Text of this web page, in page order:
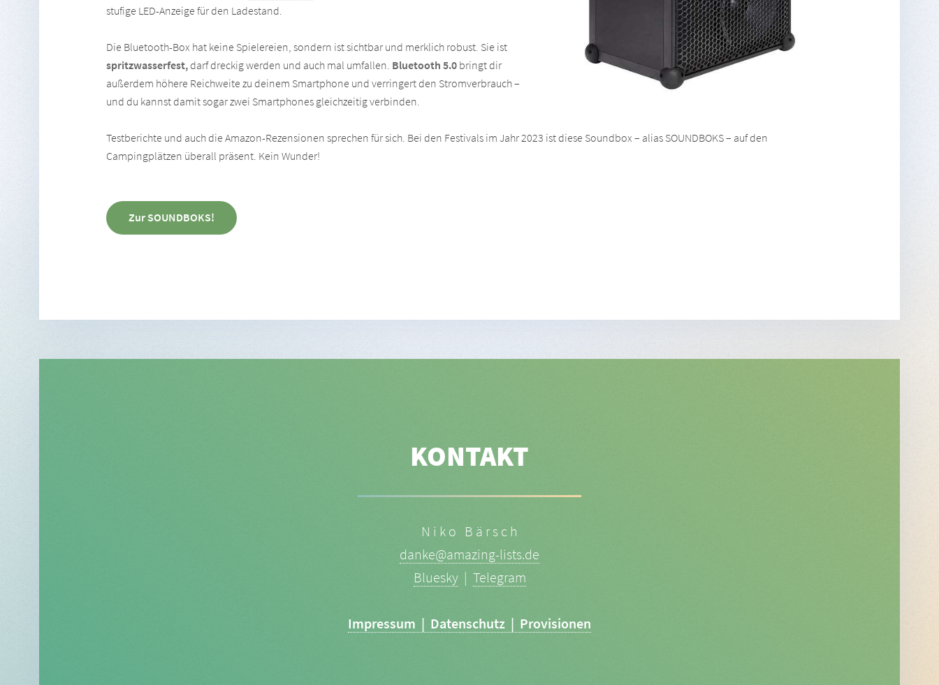
stufige LED-Anzeige für den Ladestand.
Die Bluetooth-Box hat keine Spielereien, sondern ist sichtbar und merklich robust. Sie ist
spritzwasserfest,darf dreckig werden und auch mal umfallen. Bluetooth 5.0 bringt dir
außerdem höhere Reichweite zu deinem Smartphone und verringert den Stromverbrauch –
und du kannst damit sogar zwei Smartphones gleichzeitig verbinden.
Testberichte und auch die Amazon-Rezensionen sprechen für sich. Bei den Festivals im Jahr 2023 ist diese Soundbox – alias SOUNDBOKS – auf den
Campingplätzen überall präsent. Kein Wunder!
Zur SOUNDBOKS!
KONTAKT
N i k o B ä r s c h
danke@amazing-lists.de
Bluesky| Telegram
Impressum | Datenschutz | Provisionen